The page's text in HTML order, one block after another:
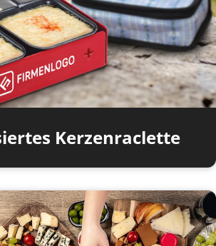
Kerzenraclette